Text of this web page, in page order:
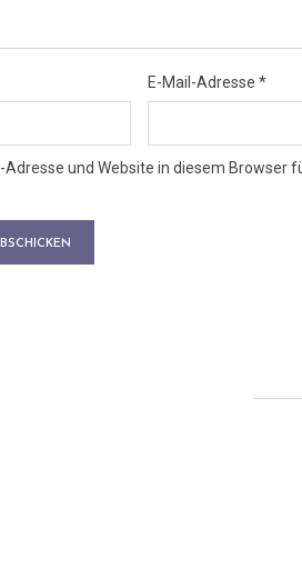
E-Mail-Adresse *
Adresse und Website in diesem Browser